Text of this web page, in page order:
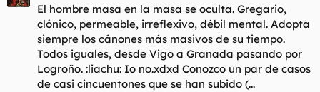
El hombre masa en la masa se oculta. Gregario,
clónico, permeable, irreflexivo, débil mental. Adopta
siempre los cánones más masivos de su tiempo.
Todos iguales, desde Vigo a Granada pasando por
Logroño. :liachu: Io no.xdxd Conozco un par de casos
de casi cincuentones que se han subido (...